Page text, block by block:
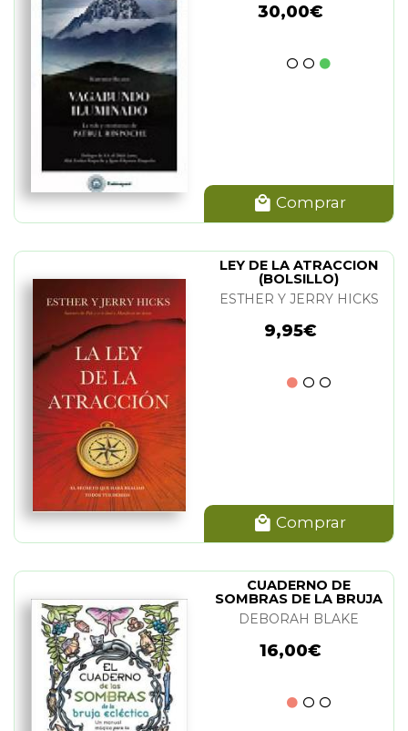
30,00€
Comprar
LEY DE LA ATRACCION
(BOLSILLO)
ESTHER Y JERRY HICKS
9,95€
Comprar
CUADERNO DE
SOMBRAS DE LA BRUJA
ECLECTICA
DEBORAH BLAKE
16,00€